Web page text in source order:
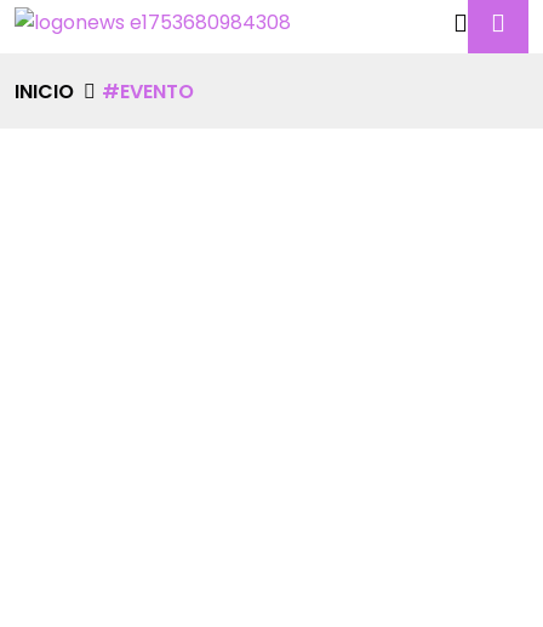
INICIO #EVENTO